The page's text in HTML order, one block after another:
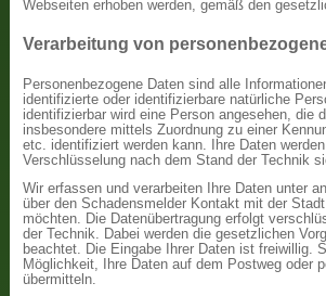
Webseiten erhoben werden, gemäß den
Verarbeitung von
Personenbezogene Daten sind alle
identifizierte oder identifizierbare natürliche
identifizierbar wird eine Person angesehen, die
insbesondere mittels Zuordnung zu einer
etc. identifiziert werden kann. Ihre Daten
Verschlüsselung nach dem Stand der Technik
Wir erfassen und verarbeiten Ihre Daten unter
über den Schadensmelder Kontakt mit der
möchten. Die Datenübertragung erfolgt
der Technik. Dabei werden die gesetzlichen
beachtet. Die Eingabe Ihrer Daten ist freiwillig.
Möglichkeit, Ihre Daten auf dem Postweg oder
übermitteln.